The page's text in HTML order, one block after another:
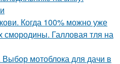
Когда 100% можно уже
смородины. Галловая тля на
мотоблока для дачи в